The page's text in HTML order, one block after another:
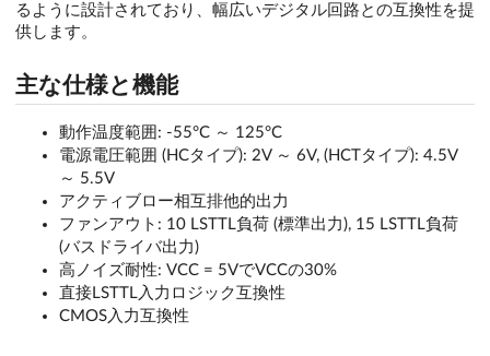
るように設計されており、幅広いデジタル回路との互換性を提
供します。
主な仕様と機能
動作温度範囲: -55°C ～ 125°C
電源電圧範囲 (HCタイプ): 2V ～ 6V, (HCTタイプ): 4.5V
～ 5.5V
アクティブロー相互排他的出力
ファンアウト: 10 LSTTL負荷 (標準出力), 15 LSTTL負荷
(バスドライバ出力)
高ノイズ耐性: VCC = 5VでVCCの30%
直接LSTTL入力ロジック互換性
CMOS入力互換性